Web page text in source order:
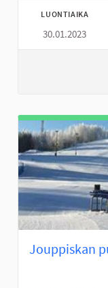
LUONTIAIKA
30.01.2023
Jouppiskan